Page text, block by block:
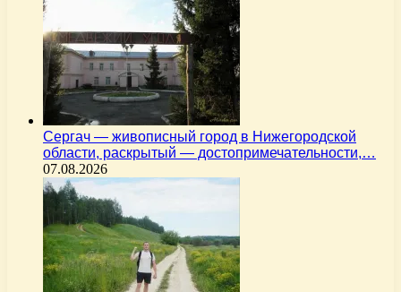
Сергач — живописный город в Нижегородской
области, раскрытый — достопримечательности,…
07.08.2026